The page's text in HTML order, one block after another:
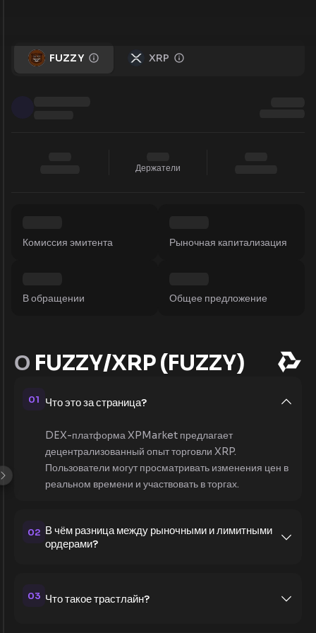
FUZZY XRP
Держатели
Комиссия эмитента Рыночная капитализация
В обращении Общее предложение
О FUZZY/XRP (FUZZY)
01 Что это за страница?
DEX-платформа XPMarket предлагает
децентрализованный опыт торговли XRP.
Пользователи могут просматривать изменения цен в
реальном времени и участвовать в торгах.
02 В чём разница между рыночными и лимитными
ордерами?
03 Что такое трастлайн?